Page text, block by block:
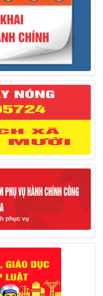
nhân kỷ niệm 50 năm
4/1975 – 01/4/2025)
ứng lao động Việt Nam
Engineering Co.,Ltd
công dân định kỳ đợt 02
huyện
Chủ tịch, các Phó Chủ
tịch Hội đồng nhân dân
Cưỡng chế buộc thực
trong lĩnh vực đất đai
công dân định kỳ đợt 01
huyện